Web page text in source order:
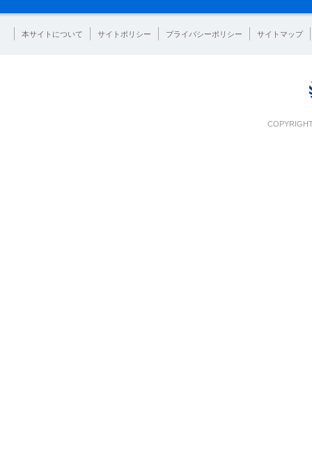
本サイトについて サイトポリシー プライバシーポリシー サイトマップ